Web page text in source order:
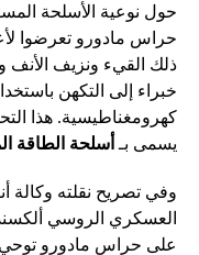
حول نوعية الأسلحة
حراس مادورو تعرضوا
ذلك القيء ونزيف الأنف
خبراء إلى التكهن
كهرومغناطيسية. هذا
يسمى بـ أسلحة الطاقة
وفي تصريح نقلته وكالة
العسكري الروسي
على حراس مادورو